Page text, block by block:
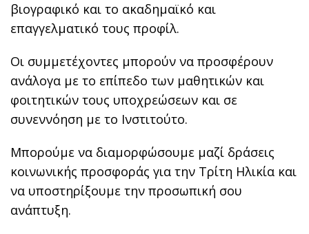
βιογραφικό και το ακαδημαϊκό και
επαγγελματικό τους προφίλ.
Οι συμμετέχοντες μπορούν να προσφέρουν
ανάλογα με το επίπεδο των μαθητικών και
φοιτητικών τους υποχρεώσεων και σε
συνεννόηση με το Ινστιτούτο.
Μπορούμε να διαμορφώσουμε μαζί δράσεις
κοινωνικής προσφοράς για την Τρίτη Ηλικία και
να υποστηρίξουμε την προσωπική σου
ανάπτυξη.